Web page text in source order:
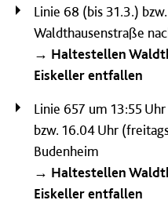
Linie 68 (bis 31.3.)
Waldthausenstraße
→ Haltestellen
Eiskeller entfallen
Linie 657 um 13:55
bzw. 16.04 Uhr
Budenheim
→ Haltestellen
Eiskeller entfallen